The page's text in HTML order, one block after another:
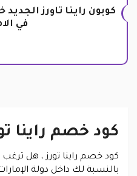
في
كود خصم راينا
كود خصم راينا تورز، هل
بالنسبة لك داخل دولة